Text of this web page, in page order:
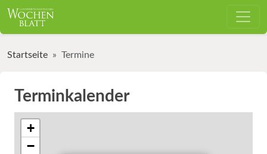
Startseite Termine
Terminkalender
+
−